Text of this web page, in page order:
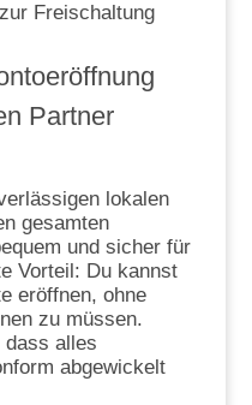
Freischaltung
Partner
lokalen
gesamten
und sicher für
Vorteil: Du kannst
eröffnen, ohne
zu müssen.
dass alles
abgewickelt